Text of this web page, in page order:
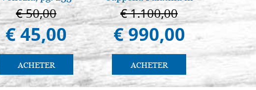
€ 50,00
€ 45,00
ACHETER
Palermo
€ 1.100,00
€ 990,00
ACHETER
€